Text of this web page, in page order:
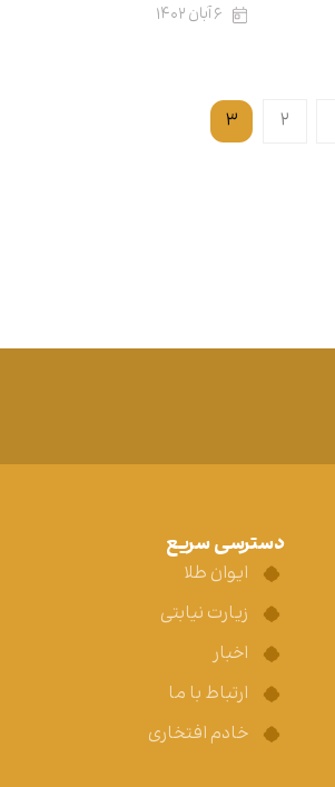
۶ آبان ۱۴۰۲
۲ ۳
دسترسی سریع
ایوان طلا
زیارت نیابتی
اخبار
ارتباط با ما
خادم افتخاری